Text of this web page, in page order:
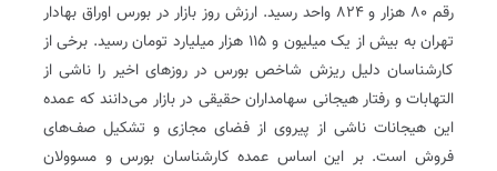
رقم ۸۰ هزار و ۸۲۴ واحد رسید. ارزش روز بازار در بورس اوراق بهادار
تهران به بیش از یک میلیون و ۱۱۵ هزار میلیارد تومان رسید. برخی از
کارشناسان دلیل ریزش شاخص بورس در روزهای اخیر را ناشی از
التهابات و رفتار هیجانی سهامداران حقیقی در بازار می‌دانند که عمده
این هیجانات ناشی از پیروی از فضای مجازی و تشکیل صف‌های
فروش است. بر این اساس عمده کارشناسان بورس و مسوولان